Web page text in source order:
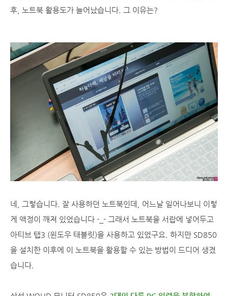
후, 노트북 활용도가 늘어났습니다. 그 이유는?
네, 그렇습니다. 잘 사용하던 노트북인데, 어느날 일어나보니 이렇
게 액정이 깨져 있었습니다 -_- 그래서 노트북을 서랍에 넣어두고
아티브 탭3 (윈도우 태블릿)을 사용하고 있었구요. 하지만 SD850
을 설치한 이후에 이 노트북을 활용할 수 있는 방법이 드디어 생겼
습니다.